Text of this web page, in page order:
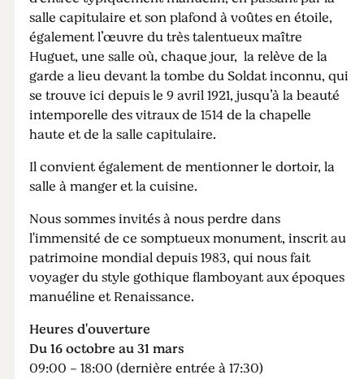
salle capitulaire et son plafond à voûtes en étoile,
également l’œuvre du très talentueux maître
Huguet, une salle où, chaque jour, la relève de la
garde a lieu devant la tombe du Soldat inconnu, qui
se trouve ici depuis le 9 avril 1921, jusqu’à la beauté
intemporelle des vitraux de 1514 de la chapelle
haute et de la salle capitulaire.
Il convient également de mentionner le dortoir, la
salle à manger et la cuisine.
Nous sommes invités à nous perdre dans
l'immensité de ce somptueux monument, inscrit au
patrimoine mondial depuis 1983, qui nous fait
voyager du style gothique flamboyant aux époques
manuéline et Renaissance.
Heures d'ouverture
Du 16 octobre au 31 mars
09:00 - 18:00 (dernière entrée à 17:30)